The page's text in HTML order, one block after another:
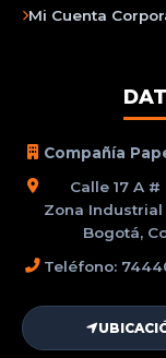
Mi Cuenta
Compañía
Calle 17 A #
Zona
Bogotá,
Teléfono: